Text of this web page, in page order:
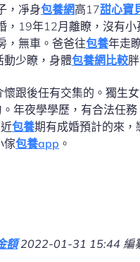
，凈身包養網高17甜心寶
，19年12月離瞭，沒有小
，無車。爸爸往包養年走
動少瞭，身體包養網比較
跟後任有交集的。獨生
年夜學學歷，有合法任務
包養期有成婚預計的來
傢包養app 。
額2022-01-31 15:44 編